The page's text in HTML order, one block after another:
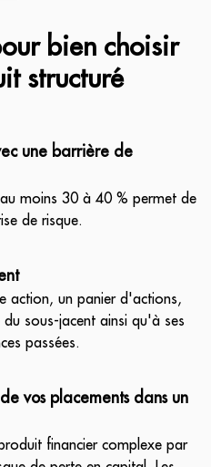
bien choisir
structuré
une barrière de
moins 30 à 40 % permet de
de risque.
action, un panier d'actions,
sous-jacent ainsi qu'à ses
passées.
vos placements dans un
financier complexe par